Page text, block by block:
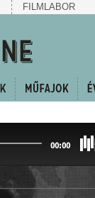
FILMLABOR
00:00